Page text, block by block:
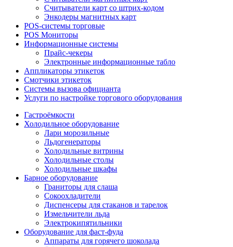
Считыватели карт со штрих-кодом
Энкодеры магнитных карт
POS-системы торговые
POS Мониторы
Информационные системы
Прайс-чекеры
Электронные информационные табло
Аппликаторы этикеток
Смотчики этикеток
Системы вызова официанта
Услуги по настройке торгового оборудования
Гастроёмкости
Холодильное оборудование
Лари морозильные
Льдогенераторы
Холодильные витрины
Холодильные столы
Холодильные шкафы
Барное оборудование
Граниторы для слаша
Сокоохладители
Диспенсеры для стаканов и тарелок
Измельчители льда
Электрокипятильники
Оборудование для фаст-фуда
Аппараты для горячего шоколада